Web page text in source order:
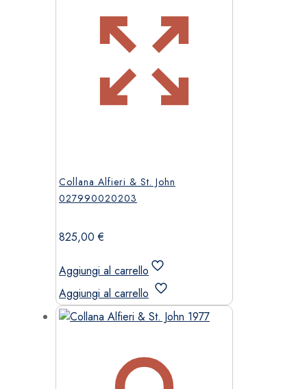
Collana Alfieri & St. John
027990020203
825,00€
Aggiungi al carrello
Aggiungi al carrello